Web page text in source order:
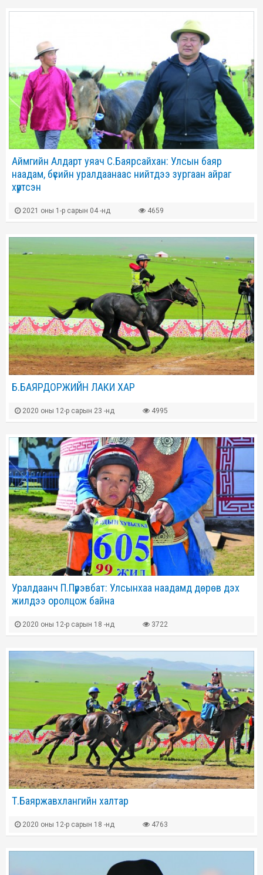
Аймгийн Алдарт уяач С.Баярсайхан: Улсын баяр
наадам, бүсийн уралдаанаас нийтдээ зургаан айраг
хүртсэн
2021 оны 1-р сарын 04 -нд 4659
Б.БАЯРДОРЖИЙН ЛАКИ ХАР
2020 оны 12-р сарын 23 -нд 4995
Уралдаанч П.Пүрэвбат: Улсынхаа наадамд дөрөв дэх
жилдээ оролцож байна
2020 оны 12-р сарын 18 -нд 3722
Т.Баяржавхлангийн халтар
2020 оны 12-р сарын 18 -нд 4763